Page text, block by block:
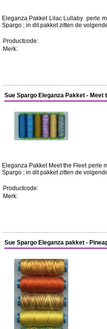
Eleganza Pakket Lilac Lullaby perle
Spargo ; in dit pakket zitten de
Productcode:
Merk:
Sue Spargo Eleganza Pakket - Meet
Eleganza Pakket Meet the Fleet perle
Spargo ; in dit pakket zitten de
Productcode:
Merk:
Sue Spargo Eleganza pakket -